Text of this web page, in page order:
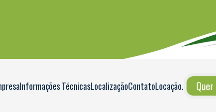
Informações TécnicasLocalizaçãoContatoLocação.